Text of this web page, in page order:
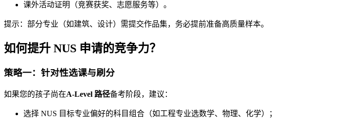
课外活动证明（竞赛获奖、志愿服务等）。
提示：部分专业（如建筑、设计）需提交作品集，务必提前准备高质量样本。
如何提升 NUS 申请的竞争力？
策略一：针对性选课与刷分
如果您的孩子尚在A-Level 路径备考阶段，建议：
选择 NUS 目标专业偏好的科目组合（如工程专业选数学、物理、化学）；